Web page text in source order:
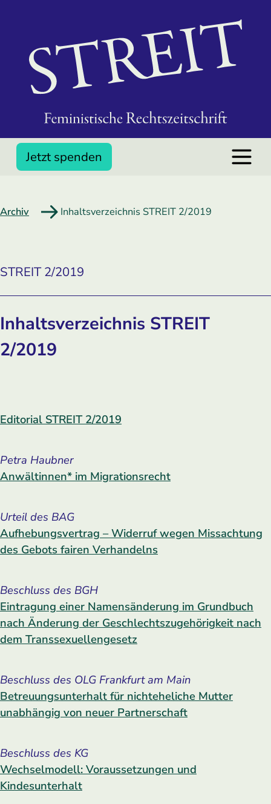
Jetzt spenden
Archiv Inhaltsverzeichnis STREIT 2/2019
STREIT 2/2019
Inhaltsverzeichnis STREIT
2/2019
Editorial STREIT 2/2019
Petra Haubner
Anwältinnen* im Migrationsrecht
Urteil des BAG
Aufhebungsvertrag – Widerruf wegen Missachtung
des Gebots fairen Verhandelns
Beschluss des BGH
Eintragung einer Namensänderung im Grundbuch
nach Änderung der Geschlechtszugehörigkeit nach
dem Transsexuellengesetz
Beschluss des OLG Frankfurt am Main
Betreuungsunterhalt für nichteheliche Mutter
unabhängig von neuer Partnerschaft
Beschluss des KG
Wechselmodell: Voraussetzungen und
Kindesunterhalt